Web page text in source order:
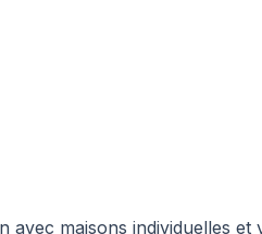
maisons individuelles et